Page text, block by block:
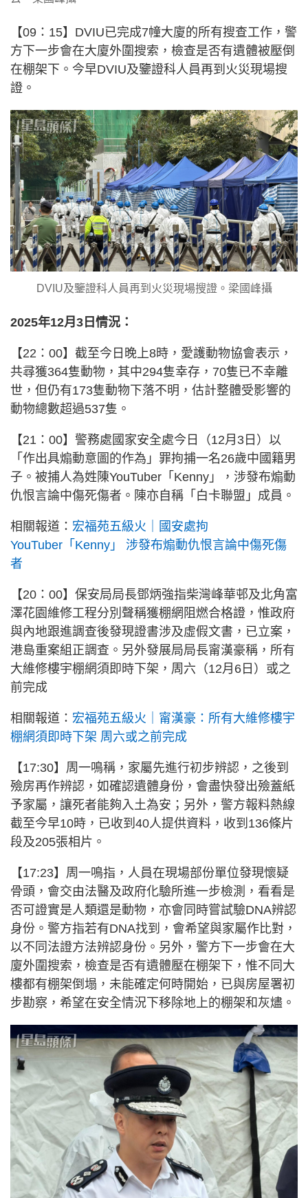
【09：15】DVIU已完成7幢大廈的所有搜查工作，警
方下一步會在大廈外圍搜索，檢查是否有遺體被壓倒
在棚架下。今早DVIU及鑒證科人員再到火災現場搜
證。
DVIU及鑒證科人員再到火災現場搜證。梁國峰攝
2025年12月3日情況：
【22：00】截至今日晚上8時，愛護動物協會表示，
共尋獲364隻動物，其中294隻幸存，70隻已不幸離
世，但仍有173隻動物下落不明，估計整體受影響的
動物總數超過537隻。
【21：00】警務處國家安全處今日（12月3日）以
「作出具煽動意圖的作為」罪拘捕一名26歲中國籍男
子。被捕人為姓陳YouTuber「Kenny」，涉發布煽動
仇恨言論中傷死傷者。陳亦自稱「白卡聯盟」成員。
相關報道： 宏福苑五級火｜國安處拘
YouTuber「Kenny」 涉發布煽動仇恨言論中傷死傷
者
【20：00】保安局局長鄧炳強指柴灣峰華邨及北角富
澤花園維修工程分別聲稱獲棚網阻燃合格證，惟政府
與內地跟進調查後發現證書涉及虛假文書，已立案，
港島重案組正調查。另外發展局局長甯漢豪稱，所有
大維修樓宇棚網須即時下架，周六（12月6日）或之
前完成
相關報道： 宏福苑五級火｜甯漢豪：所有大維修樓宇
棚網須即時下架 周六或之前完成
【17:30】周一鳴稱，家屬先進行初步辨認，之後到
殮房再作辨認，如確認遺體身份，會盡快發出殮蓋紙
予家屬，讓死者能夠入土為安；另外，警方報料熱線
截至今早10時，已收到40人提供資料，收到136條片
段及205張相片。
【17:23】周一鳴指，人員在現場部份單位發現懷疑
骨頭，會交由法醫及政府化驗所進一步檢測，看看是
否可證實是人類還是動物，亦會同時嘗試驗DNA辨認
身份。警方指若有DNA找到，會希望與家屬作比對，
以不同法證方法辨認身份。另外，警方下一步會在大
廈外圍搜索，檢查是否有遺體壓在棚架下，惟不同大
樓都有棚架倒塌，未能確定何時開始，已與房屋署初
步勘察，希望在安全情況下移除地上的棚架和灰燼。